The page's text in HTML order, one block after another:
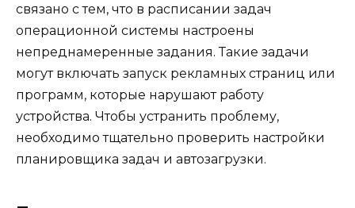
связано с тем, что в расписании задач
операционной системы настроены
непреднамеренные задания. Такие задачи
могут включать запуск рекламных страниц или
программ, которые нарушают работу
устройства. Чтобы устранить проблему,
необходимо тщательно проверить настройки
планировщика задач и автозагрузки.